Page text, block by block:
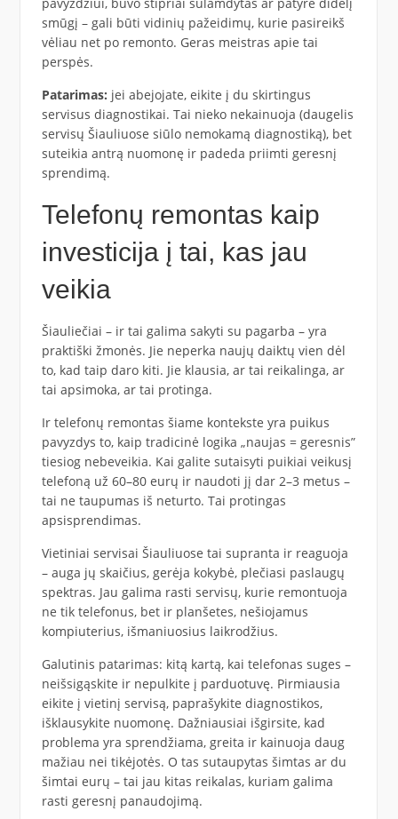
smūgį – gali būti vidinių pažeidimų, kurie pasireikš
vėliau net po remonto. Geras meistras apie tai
perspės.
Patarimas: jei abejojate, eikite į du skirtingus
servisus diagnostikai. Tai nieko nekainuoja (daugelis
servisų Šiauliuose siūlo nemokamą diagnostiką), bet
suteikia antrą nuomonę ir padeda priimti geresnį
sprendimą.
Telefonų remontas kaip
investicija į tai, kas jau
veikia
Šiauliečiai – ir tai galima sakyti su pagarba – yra
praktiški žmonės. Jie neperka naujų daiktų vien dėl
to, kad taip daro kiti. Jie klausia, ar tai reikalinga, ar
tai apsimoka, ar tai protinga.
Ir telefonų remontas šiame kontekste yra puikus
pavyzdys to, kaip tradicinė logika „naujas = geresnis”
tiesiog nebeveikia. Kai galite sutaisyti puikiai veikusį
telefoną už 60–80 eurų ir naudoti jį dar 2–3 metus –
tai ne taupumas iš neturto. Tai protingas
apsisprendimas.
Vietiniai servisai Šiauliuose tai supranta ir reaguoja
– auga jų skaičius, gerėja kokybė, plečiasi paslaugų
spektras. Jau galima rasti servisų, kurie remontuoja
ne tik telefonus, bet ir planšetes, nešiojamus
kompiuterius, išmaniuosius laikrodžius.
Galutinis patarimas: kitą kartą, kai telefonas suges –
neišsigąskite ir nepulkite į parduotuvę. Pirmiausia
eikite į vietinį servisą, paprašykite diagnostikos,
išklausykite nuomonę. Dažniausiai išgirsite, kad
problema yra sprendžiama, greita ir kainuoja daug
mažiau nei tikėjotės. O tas sutaupytas šimtas ar du
šimtai eurų – tai jau kitas reikalas, kuriam galima
rasti geresnį panaudojimą.